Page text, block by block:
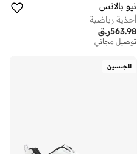
نيو بالانس
أحذية رياضية
ر.ق563.98
توصيل مجاني
للجنسين